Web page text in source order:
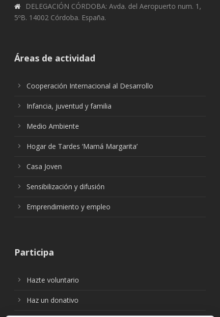
DELEGACIÓN CÓRDOBA: Avda. del Aeropuerto num. 1,
5ºB. 14002 Córdoba. España.
Áreas de actividad
Cooperación Internacional al Desarrollo
Infancia, juventud y familia
Medio Ambiente
Hogar de Tardes ‘Mamá Margarita’
Casa Joven
Sensibilización y difusión
Emprendimiento y empleo
Participa
Hazte voluntario
Haz un donativo